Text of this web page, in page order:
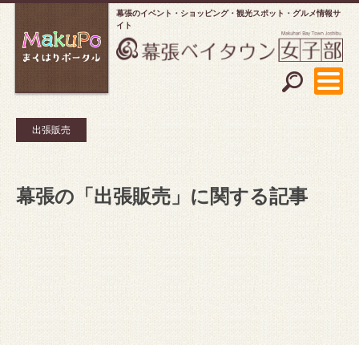
幕張のイベント・ショッピング
観光スポット・グルメ情報サ
イト
出張販売
幕張の「出張販売」に関する記事